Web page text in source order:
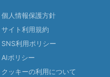
個人情報保護方針
サイト利用規約
SNS利用ポリシー
AIポリシー
クッキーの利用について